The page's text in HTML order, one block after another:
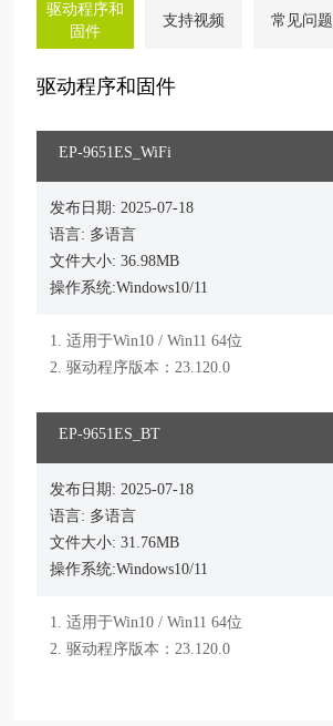
驱动程序和
固件
支持视频 常见问题
驱动程序和固件
EP-9651ES_WiFi
发布日期: 2025-07-18
语言: 多语言
文件大小: 36.98MB
操作系统:Windows10/11
1. 适用于Win10 / Win11 64位
2. 驱动程序版本：23.120.0
EP-9651ES_BT
发布日期: 2025-07-18
语言: 多语言
文件大小: 31.76MB
操作系统:Windows10/11
1. 适用于Win10 / Win11 64位
2. 驱动程序版本：23.120.0